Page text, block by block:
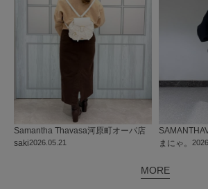
2026.05.21
Samantha Thavasa河原町オーパ店
saki
まにゃ。
MORE